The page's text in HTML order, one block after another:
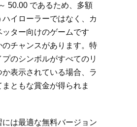
50.00 であるため、多額
イローラーではなく、カ
ッター向けのゲームです
のチャンスがあります。特
のシンボルがすべてのリ
か表示されている場合、ラ
ともな賞金が得られま
は最適な無料バージョン